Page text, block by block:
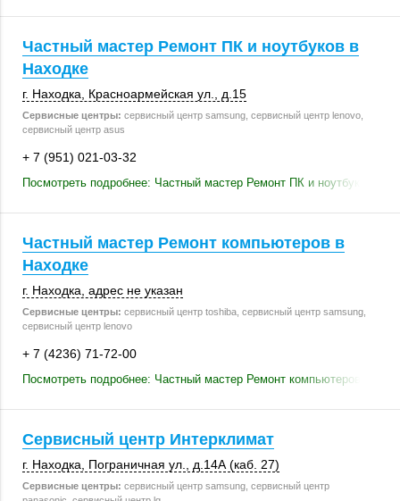
Частный мастер Ремонт ПК и ноутбуков в
Находке
г. Находка Красноармейская ул. д.15
Сервисные центры: сервисный центр samsung, сервисный центр lenovo,
сервисный центр asus
+ 7 (951) 021-03-32
Посмотреть подробнее: Частный мастер Ремонт ПК и ноутбуков в
Частный мастер Ремонт компьютеров в
Находке
г. Находка адрес не указан
Сервисные центры: сервисный центр toshiba, сервисный центр samsung,
сервисный центр lenovo
+ 7 (4236) 71-72-00
Посмотреть подробнее: Частный мастер Ремонт компьютеров в
Сервисный центр Интерклимат
г. Находка Пограничная ул. д.14А (каб. 27)
Сервисные центры: сервисный центр samsung, сервисный центр